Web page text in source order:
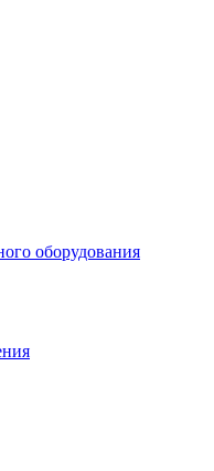
оборудования